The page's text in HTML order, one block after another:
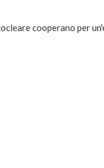
cooperano per